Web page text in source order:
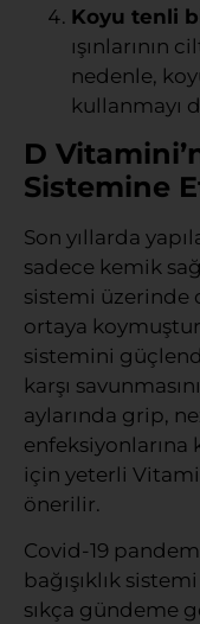
Koyu tenli
ışınlarının
nedenle,
kullanmayı
D
Sistemine
Son yıllarda
sadece kemik
sistemi üzerinde
ortaya
sistemini
karşı
aylarında grip,
enfeksiyonlarına
için yeterli
önerilir.
Covid-19
bağışıklık
sıkça gündeme